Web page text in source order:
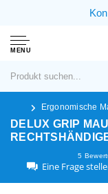
MENU
Ergonomische
DELUX GRIP
5
Eine Frage